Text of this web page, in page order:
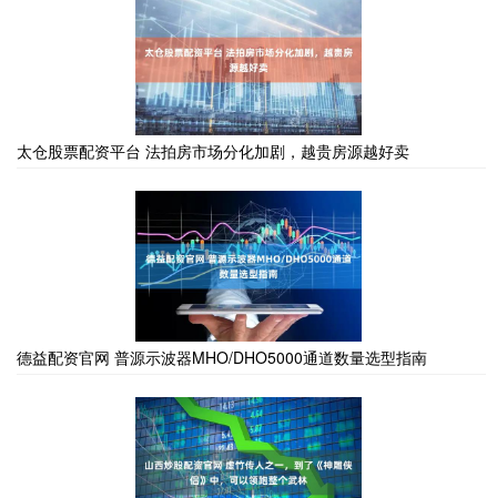
太仓股票配资平台 法拍房市场分化加剧，越贵房源越好卖
德益配资官网 普源示波器MHO/DHO5000通道数量选型指南